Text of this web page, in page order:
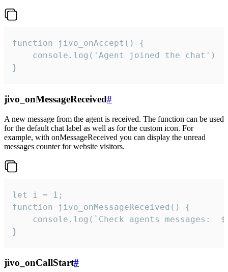
function jivo_onAccept() {
}
jivo_onMessageReceived#
A new message from the agent is received. The function can be used
for the default chat label as well as for the custom icon. For
example, with onMessageReceived you can display the unread
messages counter for website visitors.
let i = 1;
function jivo_onMessageReceived() {
}
jivo_onCallStart#